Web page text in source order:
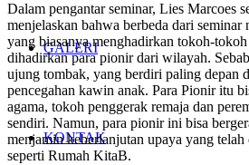
GALERI
KONTAK
Dalam pengantar seminar, Lies Marcoes
menjelaskan bahwa berbeda dari seminar
yang biasanya menghadirkan tokoh-
dihadirkan para pionir dari wilayah.
ujung tombak, yang berdiri paling depan
pencegahan kawin anak. Para Pionir itu
agama, tokoh penggerak remaja dan
sendiri. Namun, para pionir ini bisa
menjamin keberlanjutan upaya yang
seperti Rumah KitaB.